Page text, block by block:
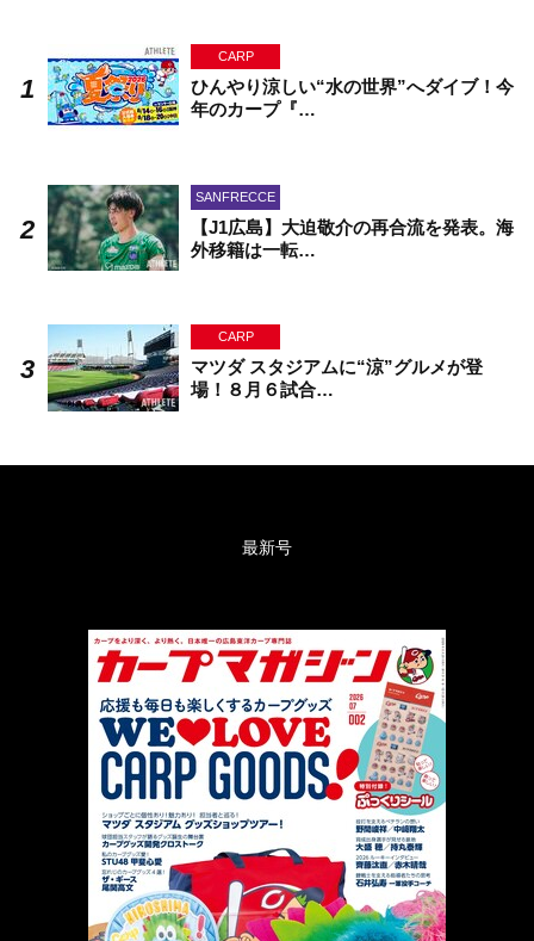
CARP
ひんやり涼しい“水の世界”へダイブ！今
年のカープ『…
SANFRECCE
【J1広島】大迫敬介の再合流を発表。海
外移籍は一転…
CARP
マツダ スタジアムに“涼”グルメが登
場！８月６試合…
最新号